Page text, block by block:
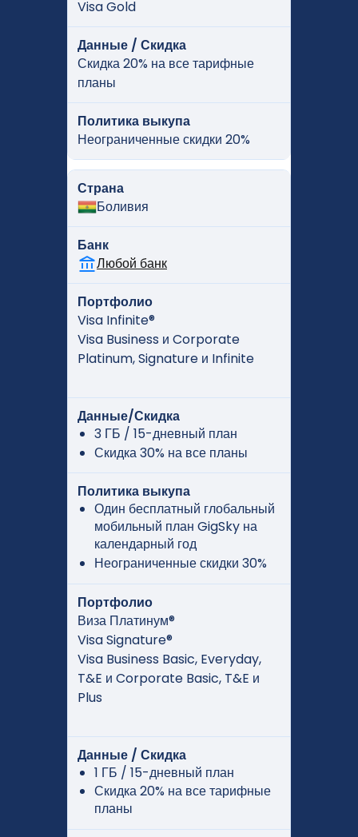
Visa Gold
Данные / Скидка
Скидка 20% на все тарифные
планы
Политика выкупа
Неограниченные скидки 20%
Страна
Боливия
Банк
Любой банк
Портфолио
Visa Infinite®
Visa Business и Corporate
Platinum, Signature и Infinite
Данные/Скидка
3 ГБ / 15-дневный план
Скидка 30% на все планы
Политика выкупа
Один бесплатный глобальный
мобильный план GigSky на
календарный год
Неограниченные скидки 30%
Портфолио
Виза Платинум®
Visa Signature®
Visa Business Basic, Everyday,
T&E и Corporate Basic, T&E и
Plus
Данные / Скидка
1 ГБ / 15-дневный план
Скидка 20% на все тарифные
планы